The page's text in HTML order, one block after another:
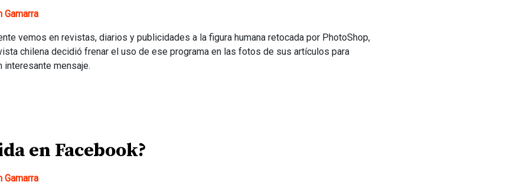
Gamarra
vemos en revistas, diarios y publicidades a la figura humana retocada por PhotoShop,
chilena decidió frenar el uso de ese programa en las fotos de sus artículos para
interesante mensaje.
en Facebook?
Gamarra